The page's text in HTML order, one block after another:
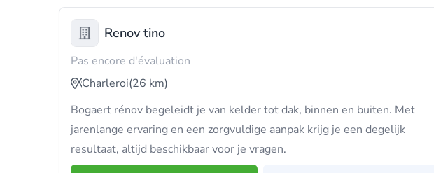
Renov tino
Pas encore d'évaluation
Charleroi(26 km)
Bogaert rénov begeleidt je van kelder tot dak, binnen en buiten. Met
jarenlange ervaring en een zorgvuldige aanpak krijg je een degelijk
resultaat, altijd beschikbaar voor je vragen.